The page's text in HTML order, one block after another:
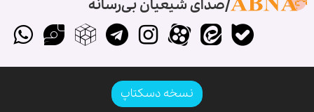
صدای شیعیان بی‌رسانه
نسخه دسکتاپ